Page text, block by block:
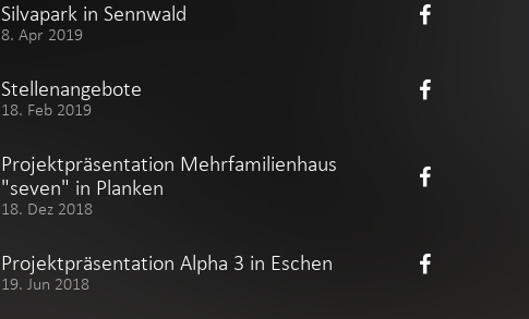
Silvapark in Sennwald
8. Apr 2019
Stellenangebote
18. Feb 2019
Projektpräsentation Mehrfamilienhaus
"seven" in Planken
18. Dez 2018
Projektpräsentation Alpha 3 in Eschen
19. Jun 2018